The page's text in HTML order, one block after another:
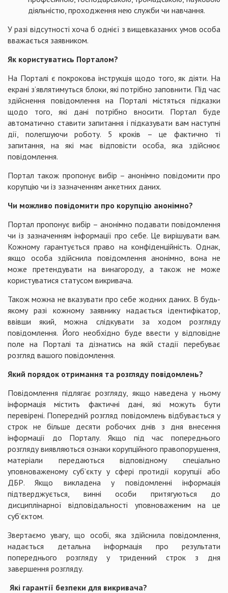
діяльністю, проходження нею служби чи навчання.
У разі відсутності хоча б однієї з вищевказаних умов особа
вважається заявником.
Як користуватись Порталом?
На Порталі є покрокова інструкція щодо того, як діяти. На
екрані з’являтимуться блоки, які потрібно заповнити. Під час
здійснення повідомлення на Порталі містяться підказки
щодо того, які дані потрібно вносити. Портал буде
автоматично ставити запитання і підказувати вам наступні
дії, полегшуючи роботу. 5 кроків – це фактично ті
запитання, на які має відповісти особа, яка здійснює
повідомлення.
Портал також пропонує вибір – анонімно повідомити про
корупцію чи із зазначенням анкетних даних.
Чи можливо повідомити про корупцію анонімно?
Портал пропонує вибір – анонімно подавати повідомлення
чи із зазначенням інформації про себе. Це вирішувати вам.
Кожному гарантується право на конфіденційність. Однак,
якщо особа здійснила повідомлення анонімно, вона не
може претендувати на винагороду, а також не може
користуватися статусом викривача.
Також можна не вказувати про себе жодних даних. В будь-
якому разі кожному заявнику надається ідентифікатор,
ввівши який, можна слідкувати за ходом розгляду
повідомлення. Його необхідно буде ввести у відповідне
поле на Порталі та дізнатись на якій стадії перебуває
розгляд вашого повідомлення.
Який порядок отримання та розгляду повідомлень?
Повідомлення підлягає розгляду, якщо наведена у ньому
інформація містить фактичні дані, які можуть бути
перевірені. Попередній розгляд повідомлень відбувається у
строк не більше десяти робочих днів з дня внесення
інформації до Порталу. Якщо під час попереднього
розгляду виявляються ознаки корупційного правопорушення,
матеріали передаються відповідному спеціально
уповноваженому суб’єкту у сфері протидії корупції або
ДБР. Якщо викладена у повідомленні інформація
підтверджується, винні особи притягуються до
дисциплінарної відповідальності уповноваженим на це
суб’єктом.
Звертаємо увагу, що особі, яка здійснила повідомлення,
надається детальна інформація про результати
попереднього розгляду у триденний строк з дня
завершення розгляду.
Які гарантії безпеки для викривача?